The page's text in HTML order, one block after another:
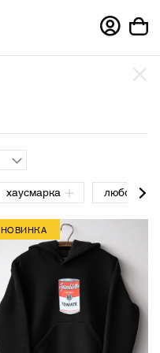
хаусмарка любовь
НОВИНКА